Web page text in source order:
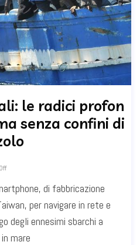
le radici profon
senza confini di
di fabbricazione
per navigare in rete e
degli ennesimi sbarchi a
mare